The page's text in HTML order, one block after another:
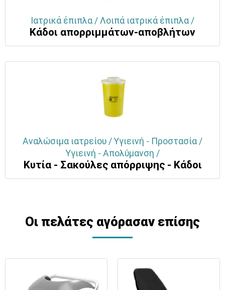
Ιατρικά έπιπλα / Λοιπά ιατρικά έπιπλα /
Κάδοι απορριμμάτων-αποβλήτων
Αναλώσιμα ιατρείου / Υγιεινή - Προστασία /
Υγιεινή - Απολύμανση /
Κυτία - Σακούλες απόρριψης - Κάδοι
Οι πελάτες αγόρασαν επίσης